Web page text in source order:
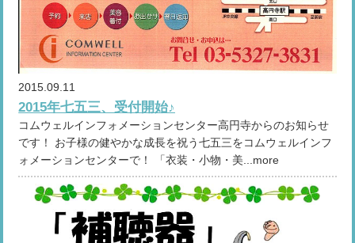
2015.09.11
2015年七五三、受付開始♪
コムウェルインフォメーションセンター高円寺からのお知らせ
です！ お子様の健やかな成長を祝う七五三をコムウェルインフ
ォメーションセンターで！ 「衣装・小物・美...more